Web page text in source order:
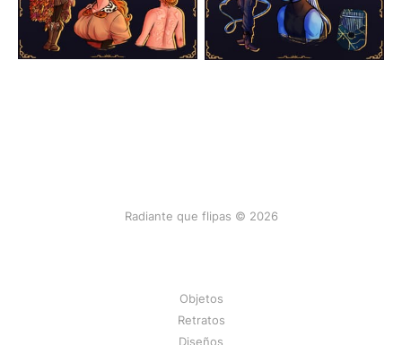
Radiante que flipas © 2026
Objetos
Retratos
Diseños